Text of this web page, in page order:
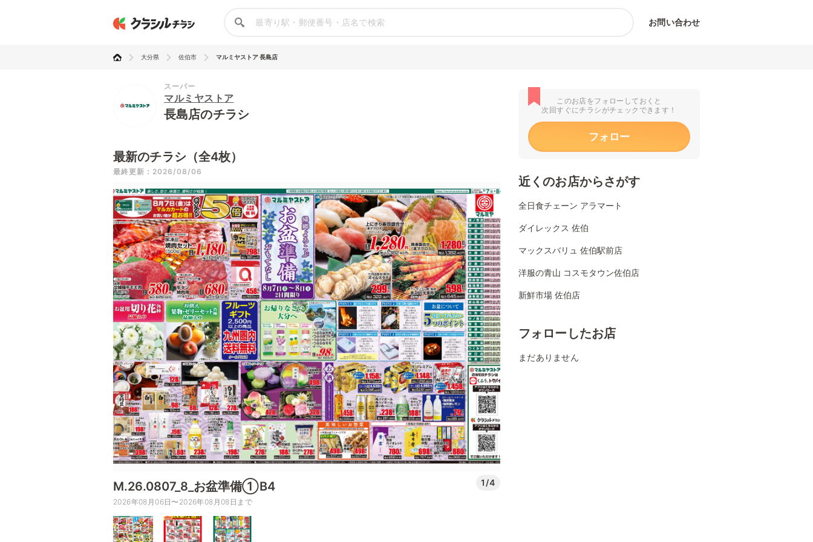
お問い合わせ
大分県 佐伯市 マルミヤストア 長島店
スーパー
マルミヤストア
長島店のチラシ
最新のチラシ（全4枚）
最終更新：2026/08/06
M.26.0807_8_お盆準備①B4 1/4
2026年08月06日〜2026年08月08日まで
このお店をフォローしておくと
次回すぐにチラシがチェックできます！
フォロー
近くのお店からさがす
全日食チェーン アラマート
ダイレックス 佐伯
マックスバリュ 佐伯駅前店
洋服の青山 コスモタウン佐伯店
新鮮市場 佐伯店
フォローしたお店
まだありません